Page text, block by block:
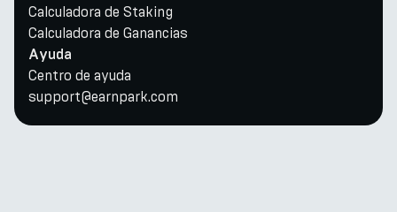
Calculadora de Staking
Calculadora de Ganancias
Ayuda
Centro de ayuda
support@earnpark.com